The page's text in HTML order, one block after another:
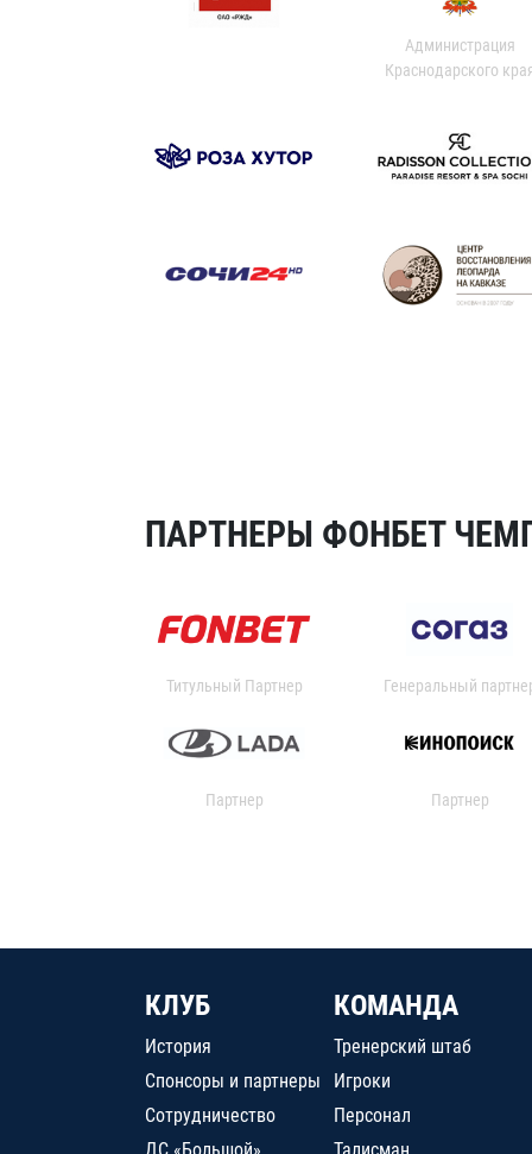
Администрация
Краснодарского
ПАРТНЕРЫ ФОНБЕТ
Титульный Партнер Генеральный
Партнер Партнер
КЛУБ
История
Спонсоры и партнеры
Сотрудничество
КОМАНДА
Тренерский штаб
Игроки
Персонал